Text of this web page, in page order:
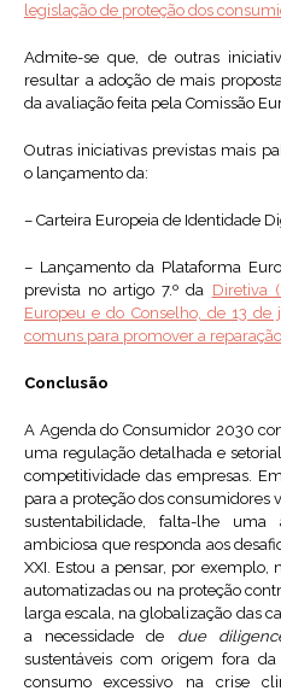
legislação de proteção dos
Admite-se que, de outras
resultar a adoção de mais
da avaliação feita pela Comissão
Outras iniciativas previstas mais
o lançamento da:
– Carteira Europeia de Identidade
– Lançamento da Plataforma
prevista no artigo 7.º da Diretiva
Europeu e do Conselho, de 13
comuns para promover a
Conclusão
A Agenda do Consumidor 2030
uma regulação detalhada e
competitividade das empresas.
para a proteção dos consumidores
sustentabilidade, falta-lhe
ambiciosa que responda aos
XXI. Estou a pensar, por exemplo,
automatizadas ou na proteção
larga escala, na globalização das
a necessidade de due
sustentáveis com origem fora
consumo excessivo na crise